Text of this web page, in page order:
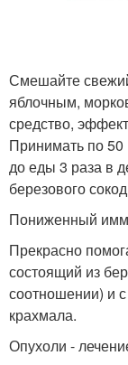
Смешайте
яблочным,
средство,
Принимать по 50
до еды 3 раза в
березового
Пониженный
Прекрасно
состоящий из
соотношении) и
крахмала.
Опухоли -